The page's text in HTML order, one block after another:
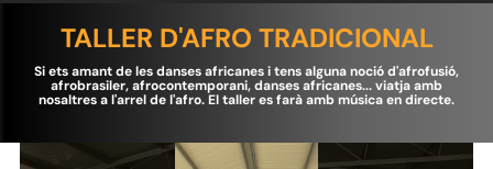
TALLER D'AFRO TRADICIONAL
Si ets amant de les danses africanes i tens alguna noció d'afrofusió,
afrobrasiler, afrocontemporani, danses africanes... viatja amb
nosaltres a l'arrel de l'afro. El taller es farà amb música en directe.